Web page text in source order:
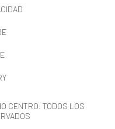
CENTRO. TODOS LOS